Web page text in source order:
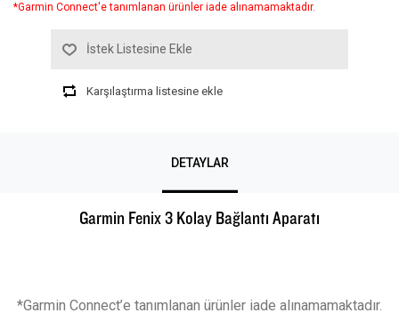
*Garmin Connect'e tanımlanan ürünler iade alınamamaktadır.
İstek Listesine Ekle
Karşılaştırma listesine ekle
DETAYLAR
Garmin Fenix 3 Kolay Bağlantı Aparatı
*Garmin Connect’e tanımlanan ürünler iade alınamamaktadır.